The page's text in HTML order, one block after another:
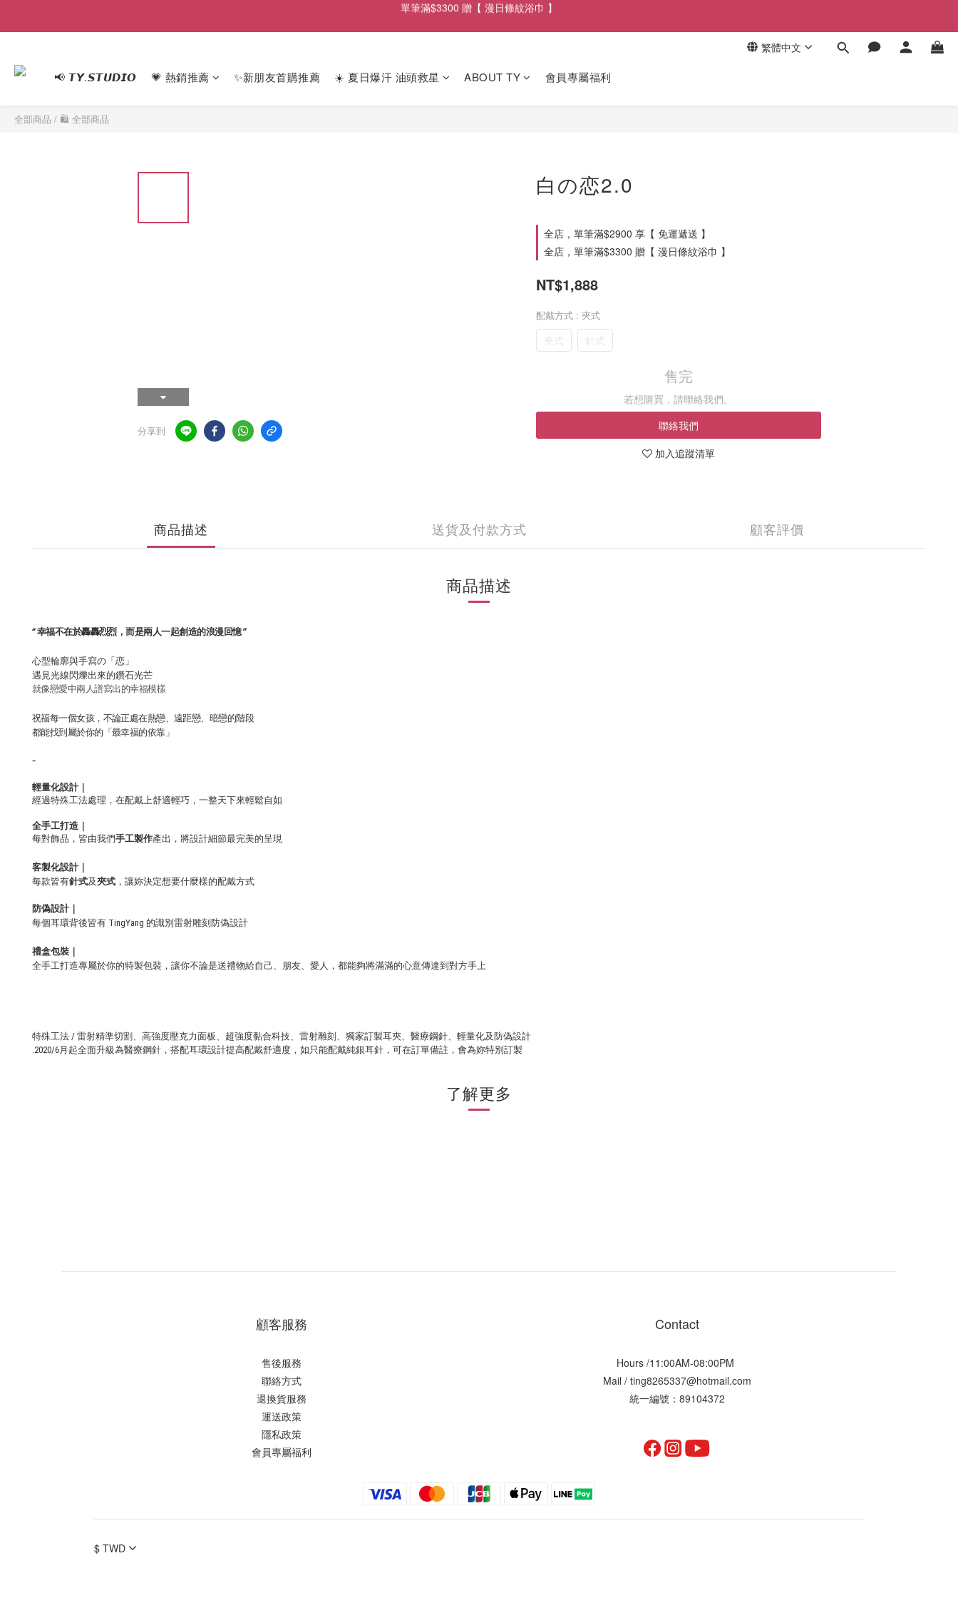
單筆滿$2900享【 免運遞送 】
繁體中文
📢 𝙏𝙔.𝙎𝙏𝙐𝘿𝙄𝙊 💗 熱銷推薦 ✨新朋友首購推薦 ☀️ 夏日爆汗 油頭救星 ABOUT TY 會員專屬福利
全部商品 / 🛍 全部商品
分享到
白の恋2.0
全店，單筆滿$2900 享【 免運遞送 】
全店，單筆滿$3300 贈【 漫日條紋浴巾 】
NT$1,888
配戴方式 : 夾式
夾式 針式
售完
若想購買，請聯絡我們。
聯絡我們
加入追蹤清單
商品描述 送貨及付款方式 顧客評價
商品描述
“ 幸福不在於轟轟烈烈，而是兩人一起創造的浪漫回憶 ”
心型輪廓與手寫の「恋」
遇見光線閃爍出來的鑽石光芒
就像戀愛中兩人譜寫出的幸福模樣
祝福每一個女孩，不論正處在熱戀、遠距戀、暗戀的階段
都能找到屬於你的「最幸福的依靠」
-
輕量化設計｜
經過特殊工法處理，在配戴上舒適輕巧，一整天下來輕鬆自如
全手工打造
每對飾品，皆由我們手工製作產出，將設計細節最完美的呈現
客製化設計｜
每款皆有針式及夾式 ，讓妳決定想要什麼樣的配戴方式
防偽設計｜
每個耳環背後皆有 TingYang 的識別雷射雕刻防偽設計
禮盒包裝｜
全手工打造專屬於你的特製包裝，讓你不論是送禮物給自己、朋友、愛人，都能夠將滿滿的心意傳達到對方手上
特殊工法 / 雷射精準切割、高強度壓克力面板、超強度黏合科技、雷射雕刻、獨家訂製耳夾、醫療鋼針、輕量化及 防偽設計
.2020/6月起全面升級為醫療鋼針，搭配耳環設計提高配戴舒適度，如只能配戴純銀耳針，可在訂單備註，會為妳特別訂製
了解更多
顧客服務
售後服務
聯絡方式
退換貨服務
運送政策
隱私政策
會員專屬福利
Contact
Hours /11:00AM-08:00PM
Mail / ting8265337@hotmail.com
統一編號：89104372
$ TWD